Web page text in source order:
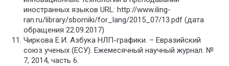
иностранных языков URL: http://www.iling-
ran.ru/library/sborniki/for_lang/2015_07/13.pdf (дата
обращения 22.09.2017)
Чиркова Е.И. Азбука НЛП-графики. – Евразийский
союз ученых (ЕСУ). Ежемесячный научный журнал. №
7, 2014, часть 6.